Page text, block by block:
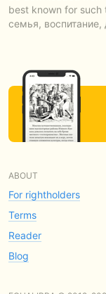
best known for such
семья, воспитание,
ABOUT
For rightholders
Terms
Reader
Blog